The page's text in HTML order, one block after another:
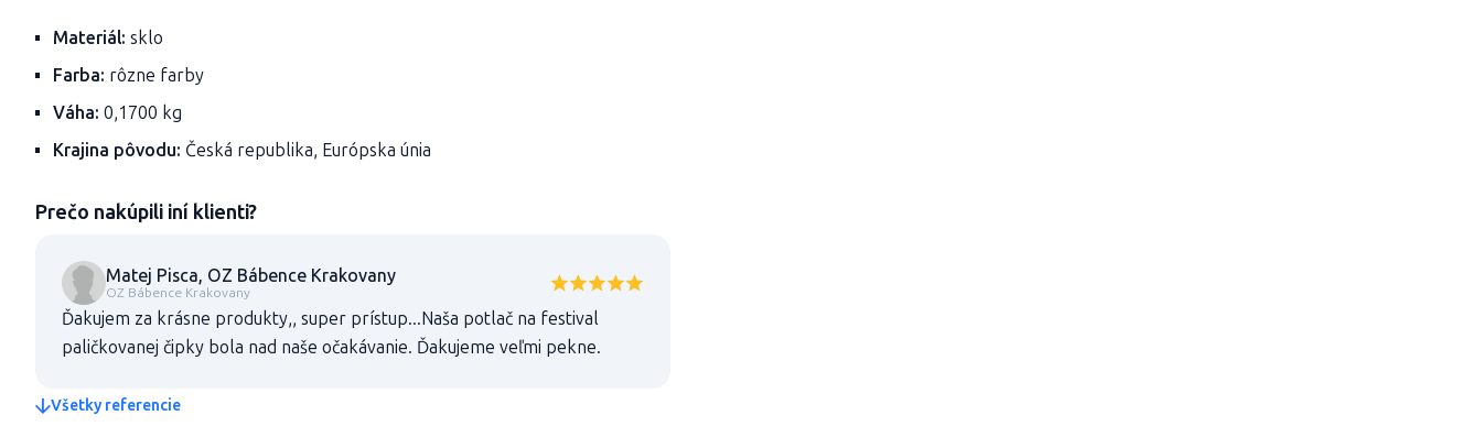
Materiál: sklo
Farba: rôzne farby
Váha: 0,1700 kg
Krajina pôvodu: Česká republika, Európska únia
Prečo nakúpili iní klienti?
Matej Pisca, OZ Bábence Krakovany
OZ Bábence Krakovany
Ďakujem za krásne produkty,, super prístup...Naša potlač na festival
paličkovanej čipky bola nad naše očakávanie. Ďakujeme veľmi pekne.
Všetky referencie